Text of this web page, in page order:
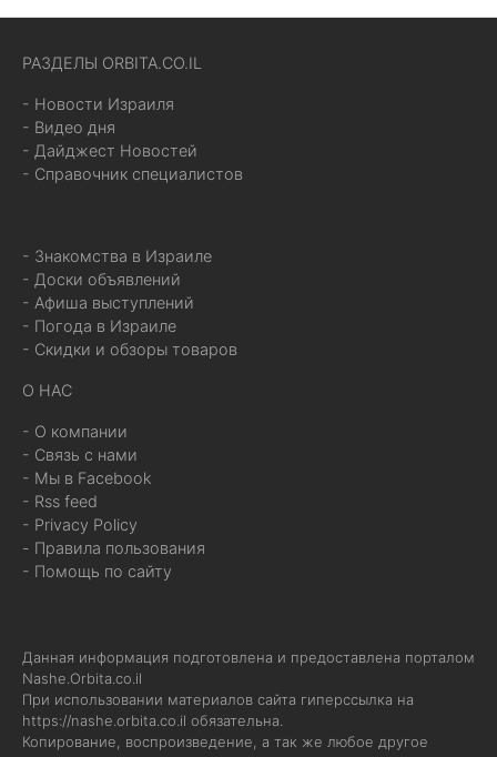
РАЗДЕЛЫ ORBITA.CO.IL
- Новости Израиля
- Видео дня
- Дайджест Новостей
- Справочник специалистов
- Знакомства в Израиле
- Доски объявлений
- Афиша выступлений
- Погода в Израиле
- Скидки и обзоры товаров
О НАС
- О компании
- Связь с нами
- Мы в Facebook
- Rss feed
- Privacy Policy
- Правила пользования
- Помощь по сайту
Данная информация подготовлена и предоставлена порталом
Nashe.Orbita.co.il
При использовании материалов сайта гиперссылка на
https://nashe.orbita.co.il обязательна.
Копирование, воспроизведение, а так же любое другое